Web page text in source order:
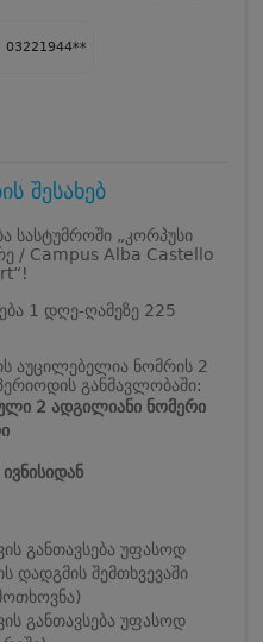
03221944**
შესახებ
სასტუმროში „კორპუსი
/ Campus Alba Castello
1 დღე-ღამეზე 225
აუცილებელია ნომრის 2
განმავლობაში:
2 ადგილიანი ნომერი
განთავსება უფასოდ
დადგმის შემთხვევაში
განთავსება უფასოდ